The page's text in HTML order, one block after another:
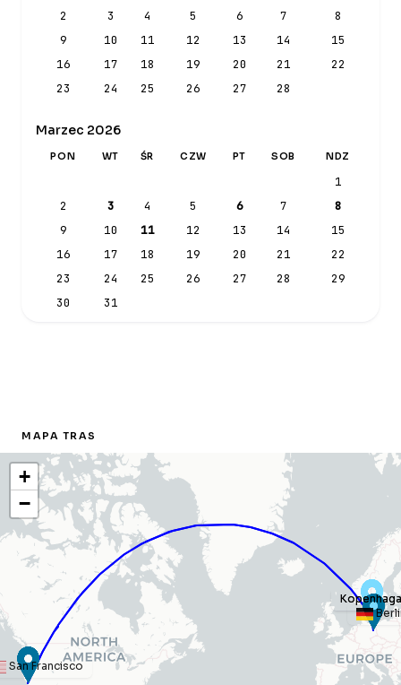
2
3 4 5 6 7
8
9
10 11 12 13 14
15
16
17 18 19 20 21
22
23
24 25 26 27 28
Marzec 2026
PON WT ŚR CZW PT SOB NDZ
1
2
3 4 5 6 7
8
9
10 11 12 13 14
15
16
17 18 19 20 21
22
23
24 25 26 27 28
29
30
31
MAPA TRAS
San Francisco
Kopenhaga
Kopenhaga
+
−